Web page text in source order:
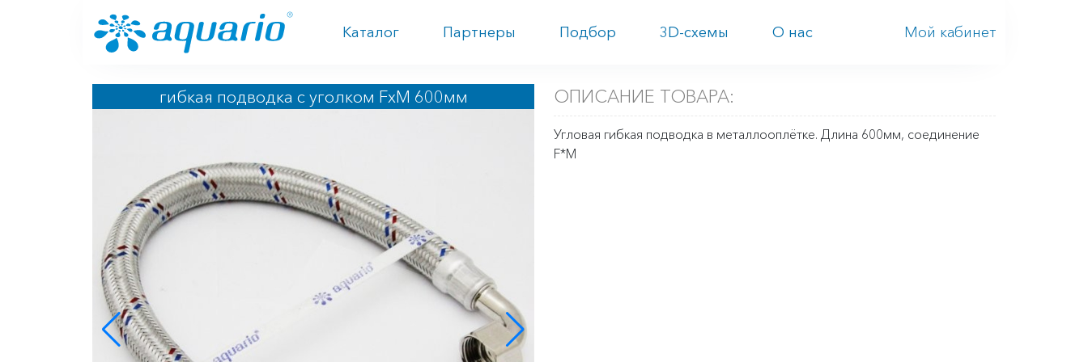
Каталог Партнеры Подбор 3D-схемы О нас Мой кабинет
гибкая подводка с уголком FxM 600мм ОПИСАНИЕ ТОВАРА:
Угловая гибкая подводка в металлооплётке. Длина 600мм, соединение
F*M